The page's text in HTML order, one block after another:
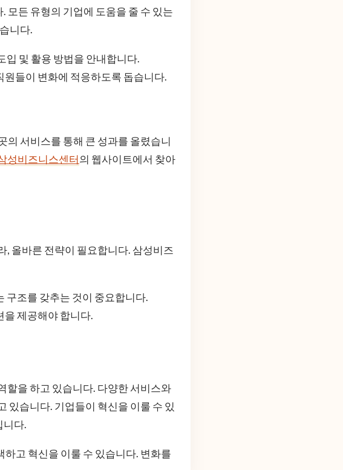
모든 유형의 기업에 도움을 줄 수 있는
니다.
입 및 활용 방법을 안내합니다.
들이 변화에 적응하도록 돕습니다.
의 서비스를 통해 큰 성과를 올렸습니
성비즈니스센터의 웹사이트에서 찾아
, 올바른 전략이 필요합니다. 삼성비즈
구조를 갖추는 것이 중요합니다.
을 제공해야 합니다.
할을 하고 있습니다. 다양한 서비스와
있습니다. 기업들이 혁신을 이룰 수 있
니다.
고 혁신을 이룰 수 있습니다. 변화를